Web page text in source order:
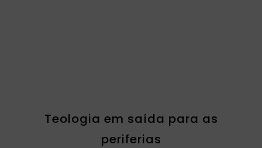
Teologia em saída para as
periferias